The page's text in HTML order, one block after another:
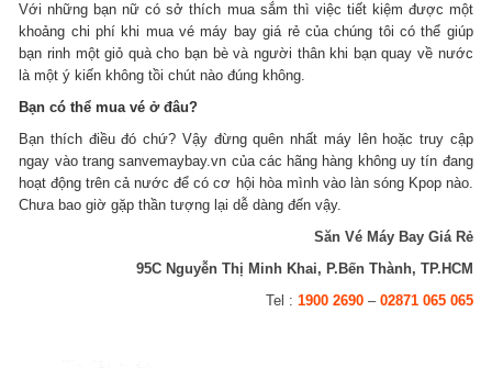
Với những bạn nữ có sở thích mua sắm thì việc tiết kiệm được một
khoảng chi phí khi mua vé máy bay giá rẻ của chúng tôi có thể giúp
bạn rinh một giỏ quà cho bạn bè và người thân khi bạn quay về nước
là một ý kiến không tồi chút nào đúng không.
Bạn có thể mua vé ở đâu?
Bạn thích điều đó chứ? Vậy đừng quên nhất máy lên hoặc truy cập
ngay vào trang sanvemaybay.vn của các hãng hàng không uy tín đang
hoạt động trên cả nước để có cơ hội hòa mình vào làn sóng Kpop nào.
Chưa bao giờ gặp thần tượng lại dễ dàng đến vậy.
Săn Vé Máy Bay Giá Rẻ
95C Nguyễn Thị Minh Khai, P.Bến Thành, TP.HCM
Tel : 1900 2690– 02871 065 065